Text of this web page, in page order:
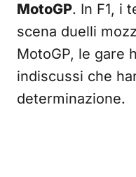
MotoGP. In F1, i
scena duelli
MotoGP, le gare
indiscussi che
determinazione.